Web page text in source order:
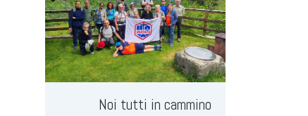
Noi tutti in cammino